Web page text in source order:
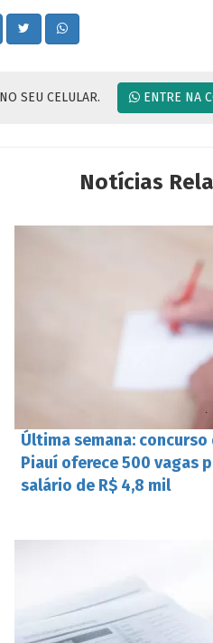
SEU CELULAR. ENTRE NA
Notícias
Última semana:
Piauí oferece 500 vagas
salário de R$ 4,8 mil